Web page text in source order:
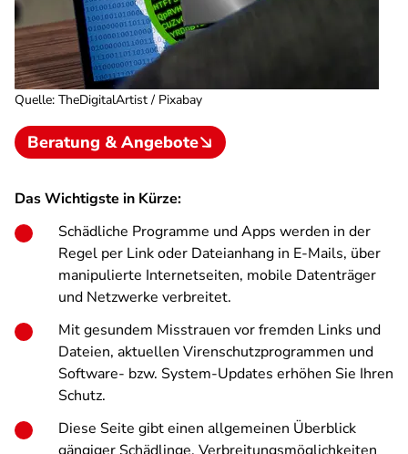
Quelle: TheDigitalArtist / Pixabay
Beratung & Angebote
Das Wichtigste in Kürze:
Schädliche Programme und Apps werden in der
Regel per Link oder Dateianhang in E-Mails, über
manipulierte Internetseiten, mobile Datenträger
und Netzwerke verbreitet.
Mit gesundem Misstrauen vor fremden Links und
Dateien, aktuellen Virenschutzprogrammen und
Software- bzw. System-Updates erhöhen Sie Ihren
Schutz.
Diese Seite gibt einen allgemeinen Überblick